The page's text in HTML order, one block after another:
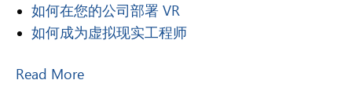
如何在您的公司部署 VR
如何成为虚拟现实工程师
Read More